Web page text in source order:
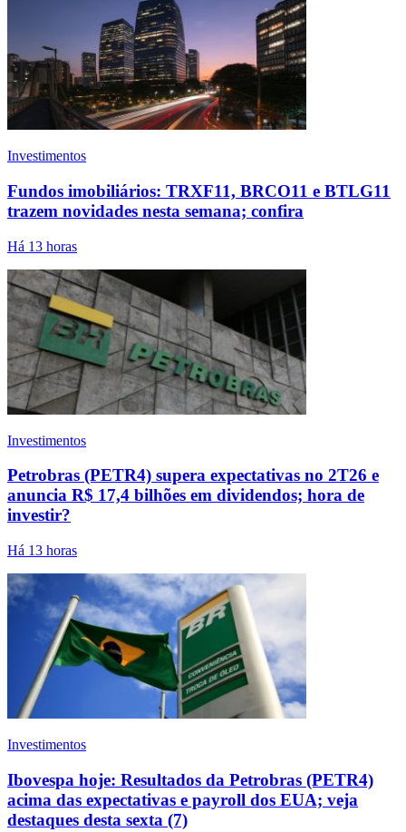
Investimentos
Fundos imobiliários: TRXF11, BRCO11 e BTLG11
trazem novidades nesta semana; confira
Há 13 horas
Investimentos
Petrobras (PETR4) supera expectativas no 2T26 e
anuncia R$ 17,4 bilhões em dividendos; hora de
investir?
Há 13 horas
Investimentos
Ibovespa hoje: Resultados da Petrobras (PETR4)
acima das expectativas e payroll dos EUA; veja
destaques desta sexta (7)